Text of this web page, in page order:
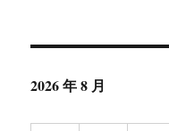
2026 年 8 月